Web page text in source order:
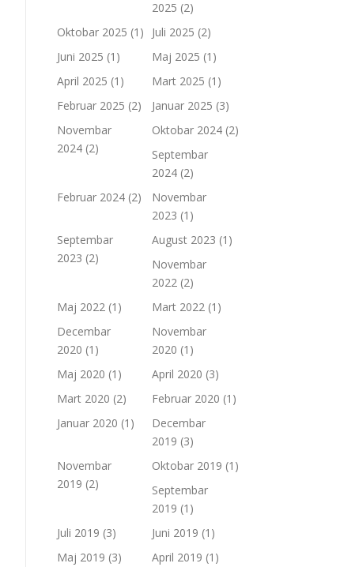
2025 (2)
Oktobar 2025 (1) Juli 2025 (2)
Juni 2025 (1) Maj 2025 (1)
April 2025 (1) Mart 2025 (1)
Februar 2025 (2) Januar 2025 (3)
Novembar
2024 (2)
Oktobar 2024 (2)
Septembar
2024 (2)
Februar 2024 (2)
Novembar
2023 (1)
Septembar
2023 (2)
August 2023 (1)
Novembar
2022 (2)
Maj 2022 (1) Mart 2022 (1)
Decembar
2020 (1)
Novembar
2020 (1)
Maj 2020 (1) April 2020 (3)
Mart 2020 (2) Februar 2020 (1)
Januar 2020 (1)
Decembar
2019 (3)
Novembar
2019 (2)
Oktobar 2019 (1)
Septembar
2019 (1)
Juli 2019 (3) Juni 2019 (1)
Maj 2019 (3) April 2019 (1)